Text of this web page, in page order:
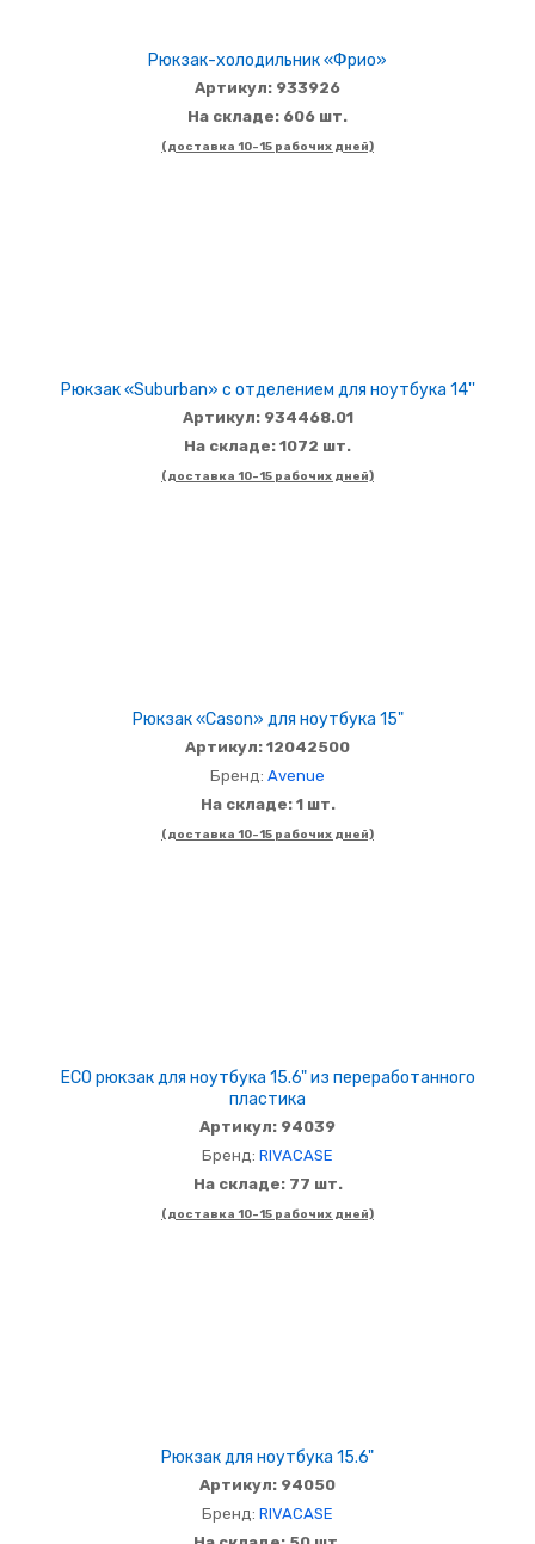
Рюкзак-холодильник «Фрио»
Артикул: 933926
На складе: 606 шт.
(доставка 10-15 рабочих дней)
Рюкзак «Suburban» с отделением для ноутбука 14''
Артикул: 934468.01
На складе: 1072 шт.
(доставка 10-15 рабочих дней)
Рюкзак «Cason» для ноутбука 15"
Артикул: 12042500
Бренд: Avenue
На складе: 1 шт.
(доставка 10-15 рабочих дней)
ECO рюкзак для ноутбука 15.6" из переработанного
пластика
Артикул: 94039
Бренд: RIVACASE
На складе: 77 шт.
(доставка 10-15 рабочих дней)
Рюкзак для ноутбука 15.6"
Артикул: 94050
Бренд: RIVACASE